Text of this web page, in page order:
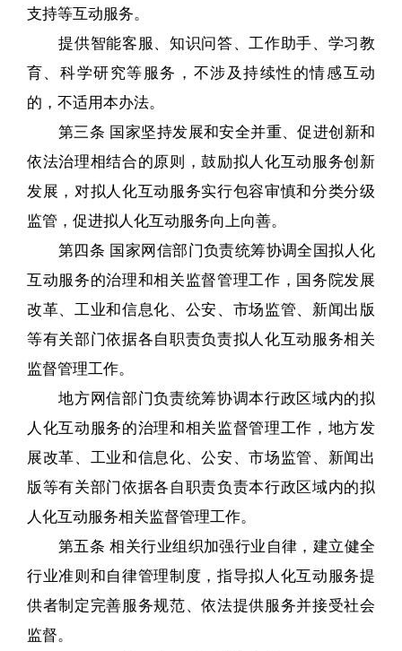
支持等互动服务。
提供智能客服、知识问答、工作助手、学习教
育、科学研究等服务，不涉及持续性的情感互动
的，不适用本办法。
第三条 国家坚持发展和安全并重、促进创新和
依法治理相结合的原则，鼓励拟人化互动服务创新
发展，对拟人化互动服务实行包容审慎和分类分级
监管，促进拟人化互动服务向上向善。
第四条 国家网信部门负责统筹协调全国拟人化
互动服务的治理和相关监督管理工作，国务院发展
改革、工业和信息化、公安、市场监管、新闻出版
等有关部门依据各自职责负责拟人化互动服务相关
监督管理工作。
地方网信部门负责统筹协调本行政区域内的拟
人化互动服务的治理和相关监督管理工作，地方发
展改革、工业和信息化、公安、市场监管、新闻出
版等有关部门依据各自职责负责本行政区域内的拟
人化互动服务相关监督管理工作。
第五条 相关行业组织加强行业自律，建立健全
行业准则和自律管理制度，指导拟人化互动服务提
供者制定完善服务规范、依法提供服务并接受社会
监督。